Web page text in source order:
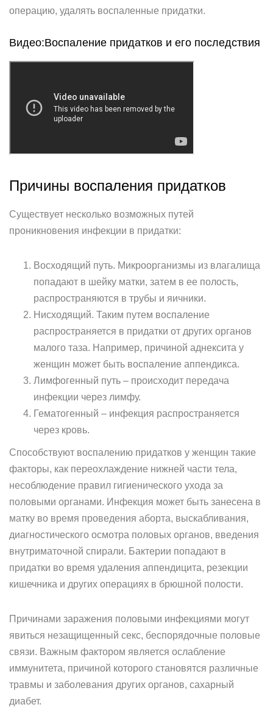
операцию, удалять воспаленные придатки.
Видео:Воспаление придатков и его последствия
Причины воспаления придатков
Существует несколько возможных путей
проникновения инфекции в придатки:
Восходящий путь. Микроорганизмы из влагалища
попадают в шейку матки, затем в ее полость,
распространяются в трубы и яичники.
Нисходящий. Таким путем воспаление
распространяется в придатки от других органов
малого таза. Например, причиной аднексита у
женщин может быть воспаление аппендикса.
Лимфогенный путь – происходит передача
инфекции через лимфу.
Гематогенный – инфекция распространяется
через кровь.
Способствуют воспалению придатков у женщин такие
факторы, как переохлаждение нижней части тела,
несоблюдение правил гигиенического ухода за
половыми органами. Инфекция может быть занесена в
матку во время проведения аборта, выскабливания,
диагностического осмотра половых органов, введения
внутриматочной спирали. Бактерии попадают в
придатки во время удаления аппендицита, резекции
кишечника и других операциях в брюшной полости.
Причинами заражения половыми инфекциями могут
явиться незащищенный секс, беспорядочные половые
связи. Важным фактором является ослабление
иммунитета, причиной которого становятся различные
травмы и заболевания других органов, сахарный
диабет.